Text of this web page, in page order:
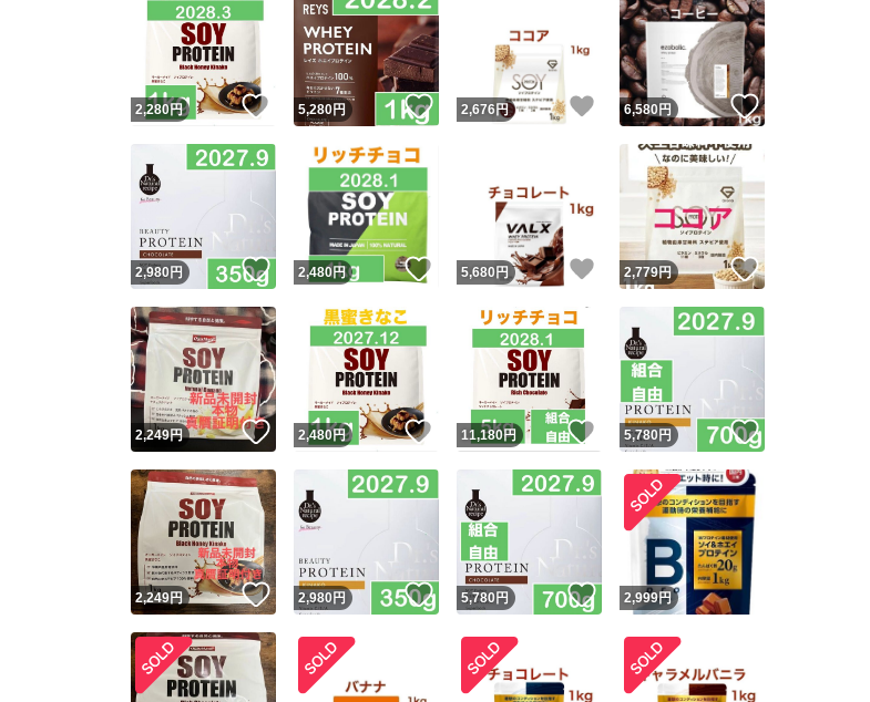
2,280円 いいね！
5,280円 いいね！
2,676円 いいね！
6,580円 いいね！
2,980 円 いいね！
2,480円 いいね！
5,680 円 いいね！
2,779円 いいね！
2,249円 いいね！
2,480円 いいね！
11,180円 いいね！
5,780 円 いいね！
2,249円 いいね！
2,980 円 いいね！
5,780 円 いいね！
2,999円